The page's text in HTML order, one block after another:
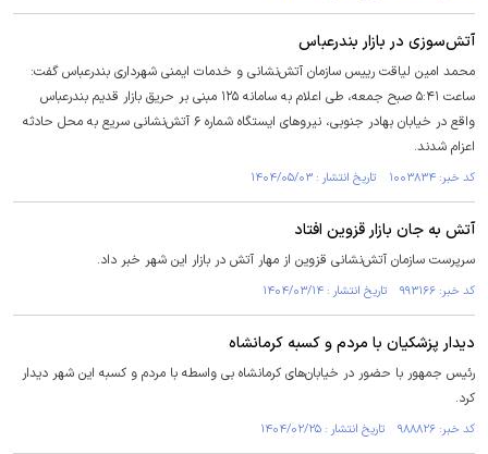
آتش‌سوزی در بازار بندرعباس
محمد امین لیاقت رییس سازمان آتش‌نشانی و خدمات ایمنی شهرداری بندرعباس گفت:
ساعت ۵:۴۱ صبح جمعه، طی اعلام به سامانه ۱۲۵ مبنی بر حریق بازار قدیم بندرعباس
واقع در خیابان بهادر جنوبی، نیرو‌های ایستگاه شماره ۶ آتش‌نشانی سریع به محل حادثه
اعزام شدند.
کد خبر: ۱۰۰۳۸۳۴ تاریخ انتشار : ۱۴۰۴/۰۵/۰۳
آتش به جان بازار قزوین افتاد
سرپرست سازمان آتش‌نشانی قزوین از مهار آتش در بازار این شهر خبر داد.
کد خبر: ۹۹۳۱۶۶ تاریخ انتشار : ۱۴۰۴/۰۳/۱۴
دیدار پزشکیان با مردم و کسبه کرمانشاه
رئیس جمهور با حضور در خیابان‌های کرمانشاه بی واسطه با مردم و کسبه این شهر دیدار
کرد.
کد خبر: ۹۸۸۸۲۶ تاریخ انتشار : ۱۴۰۴/۰۲/۲۵